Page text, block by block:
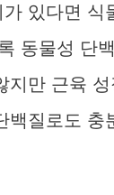
있다면 식
동물성 단
지만 근육
백질로도 충